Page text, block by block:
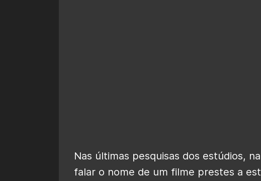
Nas últimas pesquisas dos estúdios,
falar o nome de um filme prestes a